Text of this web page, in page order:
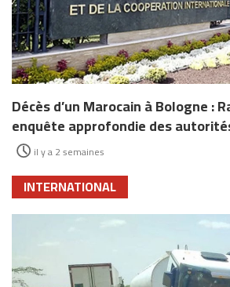
Décès d’un Marocain à Bologne :
enquête approfondie des
il y a 2 semaines
INTERNATIONAL